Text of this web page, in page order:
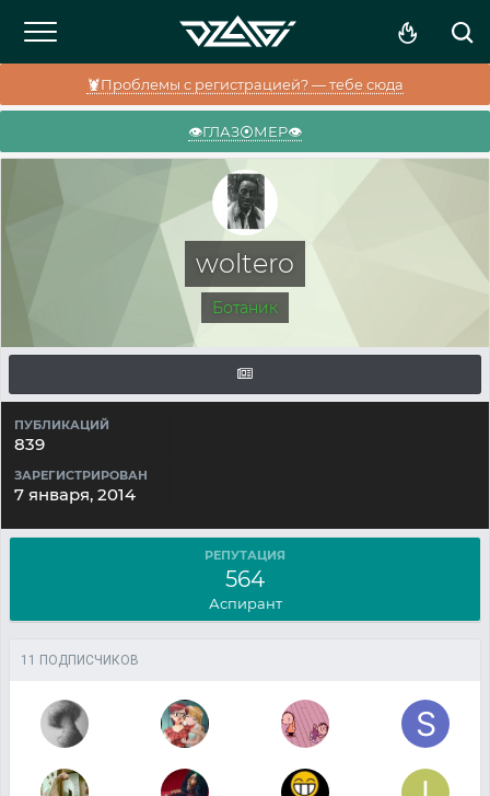
🦞Проблемы с регистрацией? — тебе сюда
👁️ГЛАЗ⦿МЕР👁️
woltero
Ботаник
ПУБЛИКАЦИЙ
839
ЗАРЕГИСТРИРОВАН
7 января, 2014
РЕПУТАЦИЯ
564
Аспирант
11 ПОДПИСЧИКОВ